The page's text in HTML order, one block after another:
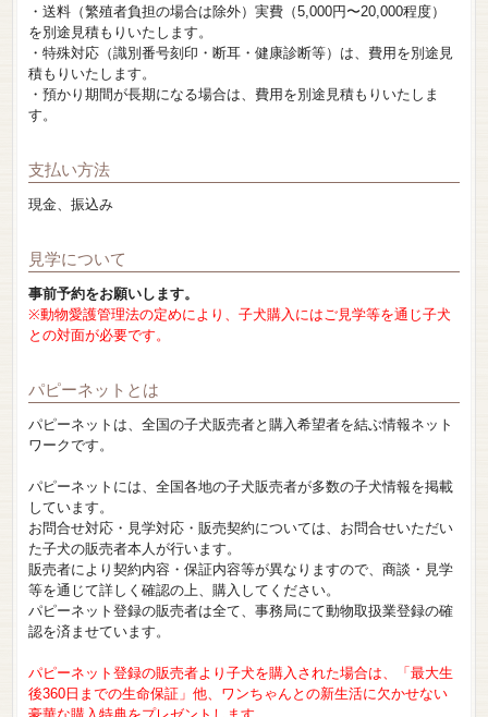
・送料（繁殖者負担の場合は除外）実費（5,000円〜20,000程度）
を別途見積もりいたします。
・特殊対応（識別番号刻印・断耳・健康診断等）は、費用を別途見
積もりいたします。
・預かり期間が長期になる場合は、費用を別途見積もりいたしま
す。
支払い方法
現金、振込み
見学について
事前予約をお願いします。
※動物愛護管理法の定めにより、子犬購入にはご見学等を通じ子犬
との対面が必要です。
パピーネットとは
パピーネットは、全国の子犬販売者と購入希望者を結ぶ情報ネット
ワークです。
パピーネットには、全国各地の子犬販売者が多数の子犬情報を掲載
しています。
お問合せ対応・見学対応・販売契約については、お問合せいただい
た子犬の販売者本人が行います。
販売者により契約内容・保証内容等が異なりますので、商談・見学
等を通じて詳しく確認の上、購入してください。
パピーネット登録の販売者は全て、事務局にて動物取扱業登録の確
認を済ませています。
パピーネット登録の販売者より子犬を購入された場合は、「最大生
後360日までの生命保証」他、ワンちゃんとの新生活に欠かせない